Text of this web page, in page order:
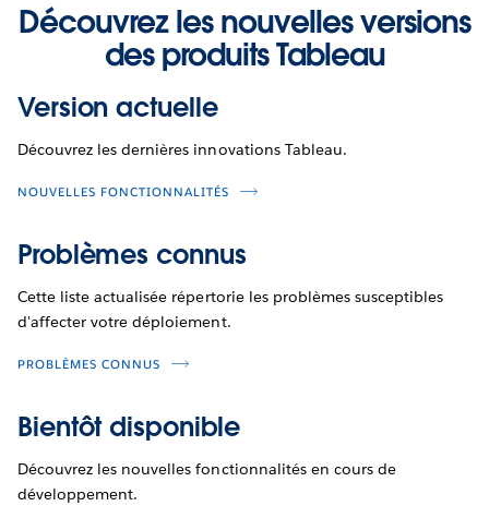
Découvrez les nouvelles versions
des produits Tableau
Version actuelle
Découvrez les dernières innovations Tableau.
NOUVELLES FONCTIONNALITÉS
Problèmes connus
Cette liste actualisée répertorie les problèmes susceptibles
d'affecter votre déploiement.
PROBLÈMES CONNUS
Bientôt disponible
Découvrez les nouvelles fonctionnalités en cours de
développement.